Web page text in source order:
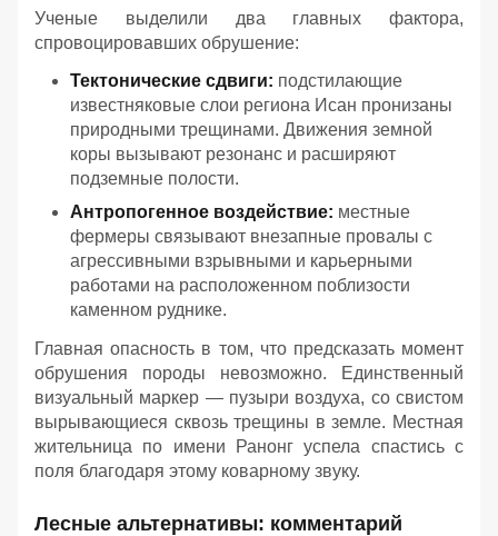
Ученые выделили два главных фактора,
спровоцировавших обрушение:
Тектонические сдвиги: подстилающие
известняковые слои региона Исан пронизаны
природными трещинами. Движения земной
коры вызывают резонанс и расширяют
подземные полости.
Антропогенное воздействие: местные
фермеры связывают внезапные провалы с
агрессивными взрывными и карьерными
работами на расположенном поблизости
каменном руднике.
Главная опасность в том, что предсказать момент
обрушения породы невозможно. Единственный
визуальный маркер — пузыри воздуха, со свистом
вырывающиеся сквозь трещины в земле. Местная
жительница по имени Ранонг успела спастись с
поля благодаря этому коварному звуку.
Лесные альтернативы: комментарий